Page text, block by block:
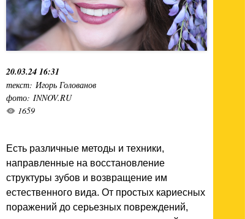
20.03.24 16:31
текст: Игорь Голованов
фото: INNOV.RU
1659
Есть различные методы и техники,
направленные на восстановление
структуры зубов и возвращение им
естественного вида. От простых кариесных
поражений до серьезных повреждений,